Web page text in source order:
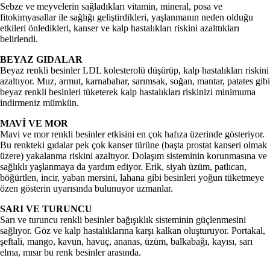
Sebze ve meyvelerin sağladıkları vitamin, mineral, posa ve
fitokimyasallar ile sağlığı geliştirdikleri, yaşlanmanın neden olduğu
etkileri önledikleri, kanser ve kalp hastalıkları riskini azalttıkları
belirlendi.
BEYAZ GIDALAR
Beyaz renkli besinler LDL kolesterolü düşürüp, kalp hastalıkları riskini
azaltıyor. Muz, armut, karnabahar, sarımsak, soğan, mantar, patates gibi
beyaz renkli besinleri tüketerek kalp hastalıkları riskinizi minimuma
indirmeniz mümkün.
MAVİ VE MOR
Mavi ve mor renkli besinler etkisini en çok hafıza üzerinde gösteriyor.
Bu renkteki gıdalar pek çok kanser türüne (başta prostat kanseri olmak
üzere) yakalanma riskini azaltıyor. Dolaşım sisteminin korunmasına ve
sağlıklı yaşlanmaya da yardım ediyor. Erik, siyah üzüm, patlıcan,
böğürtlen, incir, yaban mersini, lahana gibi besinleri yoğun tüketmeye
özen gösterin uyarısında bulunuyor uzmanlar.
SARI VE TURUNCU
Sarı ve turuncu renkli besinler bağışıklık sisteminin güçlenmesini
sağlıyor. Göz ve kalp hastalıklarına karşı kalkan oluşturuyor. Portakal,
şeftali, mango, kavun, havuç, ananas, üzüm, balkabağı, kayısı, sarı
elma, mısır bu renk besinler arasında.